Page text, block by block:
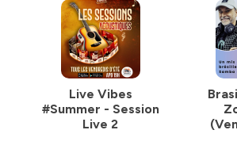
Live Vibes
#Summer - Session
Live 2